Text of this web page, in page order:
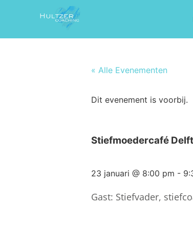
« Alle Evenementen
Dit evenement is voorbij.
Stiefmoedercafé
23 januari @ 8:00 pm -
Gast: Stiefvader,